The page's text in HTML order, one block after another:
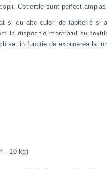
Cotierele sunt perfect
si cu alte culori de tapiterie si
la dispozitie mostrarul cu
in functie de expunerea la
- 10 kg)